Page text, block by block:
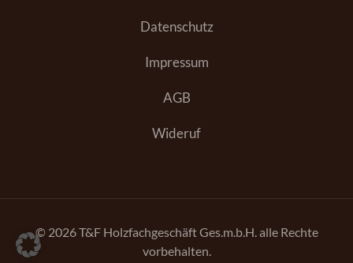
Datenschutz
Impressum
AGB
Wideruf
© 2026 T&F Holzfachgeschäft Ges.m.b.H. alle Rechte
vorbehalten.